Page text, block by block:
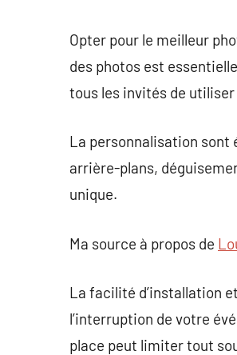
Opter pour le meilleur
des photos est
tous les invités de
La personnalisation
arrière-plans,
unique.
Ma source à propos de
La facilité d’installation
l’interruption de votre
place peut limiter tout